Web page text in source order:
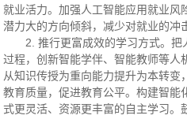
就业活力。加强人工智能应用就业风
潜力大的方向倾斜，减少对就业的冲
2. 推行更富成效的学习方式。
过程，创新智能学伴、智能教师等人
从知识传授为重向能力提升为本转变
教育质量，促进教育公平。构建智能
式更灵活、资源更丰富的自主学习。